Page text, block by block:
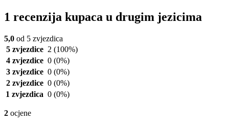
1 recenzija kupaca u drugim jezicima
5,0 od 5 zvjezdica
5 zvjezdice 2 (100%)
4 zvjezdice 0 (0%)
3 zvjezdice 0 (0%)
2 zvjezdice 0 (0%)
1 zvjezdica 0 (0%)
2 ocjene